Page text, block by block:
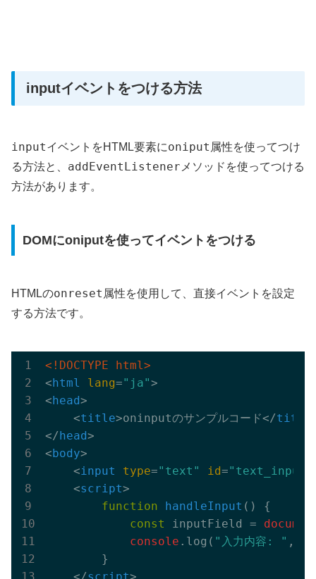
inputイベントをつける方法
inputイベントをHTML要素にoniput 属性を使ってつけ
る方法と、 addEventListener メソッドを使ってつける
方法があります。
DOMにoniputを使ってイベントをつける
HTMLのonreset 属性を使用して、直接イベントを設定
する方法です。
<!DOCTYPE html>
<html lang="ja">
<head>
<title>oninputのサンプルコード</title
</head>
<body>
<input type="text" id="text_input"
<script>
function
handleInput ( ) {
const
inputField =
console .log( "入力内容: " ,
        }
</script>